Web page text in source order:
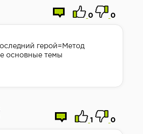
0 0
герой=Метод
основные темы
1 0